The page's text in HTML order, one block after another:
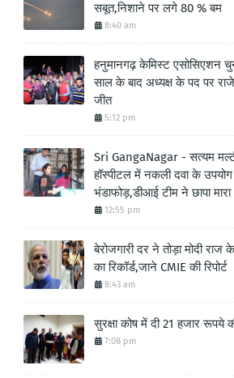
सबूत,निशाने पर लगे 80 % बम
8:40 am
हनुमानगढ़ केमिस्ट एसोसिएशन
साल के बाद अध्यक्ष के पद पर
जीत
5:12 pm
Sri GangaNagar - सत्यम
हॉस्पीटल में नकली दवा के
भंडाफोड़,डीआई टीम ने छापा मारा
12:55 pm
बेरोजगारी दर ने तोड़ा मोदी राज
का रिकॉर्ड,जाने CMIE की रिपोर्ट
8:43 am
सुरक्षा कोष में दी 21 हजार रूपये
7:08 pm